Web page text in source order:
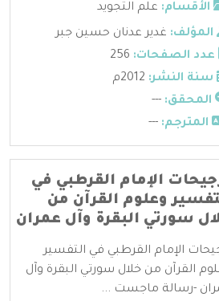
الأقسام: علم التجويد
المؤلف: غدير عدنان حسين جبر
عدد الصفحات:
سنة النشر:
المحقق: ---
المترجم: ---
الإمام القرطبي في
وعلوم القرآن من
سورتي البقرة وآل عمران
الإمام القرطبي في التفسير
القرآن من خلال سورتي البقرة وآل
-رسالة ماجست ...